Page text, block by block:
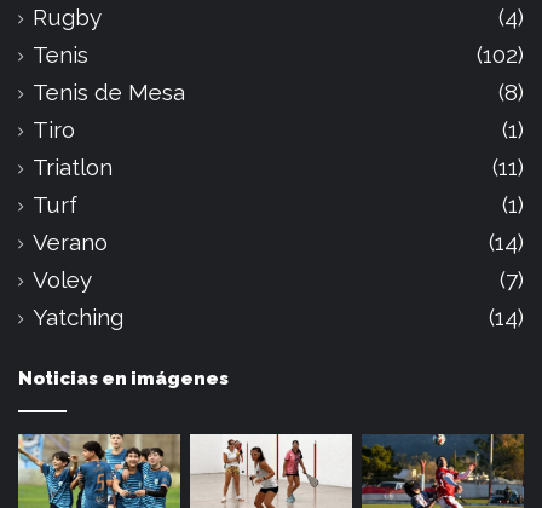
Rugby
(4)
Tenis
(102)
Tenis de Mesa
(8)
Tiro
(1)
Triatlon
(11)
Turf
(1)
Verano
(14)
Voley
(7)
Yatching
(14)
Noticias en imágenes